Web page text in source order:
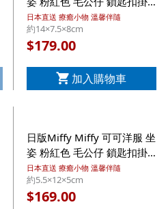
飾 (706)【市集世界 - 日本市
集】
日本直送 療癒小物 溫馨伴隨
約14×7.5×8cm
$179.00
加入購物車
日版Miffy Miffy 可可洋服 坐
姿 粉紅色 毛公仔 鎖匙扣掛
飾 (669)【市集世界 - 日本市
集】
日本直送 療癒小物 溫馨伴隨
約5.5×12×5cm
$169.00